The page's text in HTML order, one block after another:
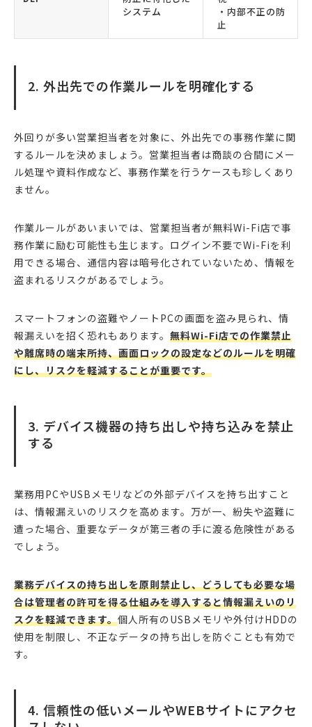
システム
・内部不正の防
止
2. 外出先での作業ルールを明確化する
外回りが多い営業担当者を対象に、外出先での事務作業に関
するルールを決めましょう。営業担当者は商談の合間にメー
ル処理や資料作成など、事務作業を行うケースも珍しくあり
ません。
作業ルールがあいまいでは、営業担当者が無料Wi-Fi店で事
務作業に励む可能性も生じます。ログイン不要でWi-Fiを利
用できる場合、通信内容は暗号化されていないため、情報を
盗まれるリスクがあるでしょう。
スマートフォンの盗難やノートPCの画面を盗み見られ、情
報漏えいを招く恐れもあります。 無料Wi-Fi店での作業禁止
や離席時の端末所持、画面ロックの設定などのルールを明確
にし、リスクを軽減することが重要です。
3. デバイス機器の持ち出しや持ち込みを禁止
する
業務用PCやUSBメモリなどの外部デバイスを持ち出すこと
は、情報漏えいのリスクを高めます。万が一、紛失や盗難に
遭った場合、重要なデータが第三者の手に渡る危険性がある
でしょう。
業務デバイスの持ち出しを原則禁止し、どうしても必要な場
合は管理者の許可を得る仕組みを導入すると情報漏えいのリ
スクを軽減できます。個人所有のUSBメモリや外付けHDDの
使用を制限し、不正なデータの持ち出しを防ぐことも有効で
す。
4. 信頼性の低いメールやWEBサイトにアクセ